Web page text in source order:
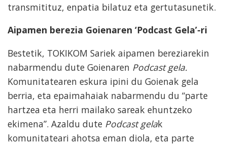
transmitituz, enpatia bilatuz eta gertutasunetik.
Aipamen berezia Goienaren ‘Podcast Gela’-ri
Bestetik, TOKIKOM Sariek aipamen bereziarekin
nabarmendu dute Goienaren Podcast gela.
Komunitatearen eskura ipini du Goienak gela
berria, eta epaimahaiak nabarmendu du “parte
hartzea eta herri mailako sareak ehuntzeko
ekimena”. Azaldu dute Podcast gelak
komunitateari ahotsa eman diola, eta parte